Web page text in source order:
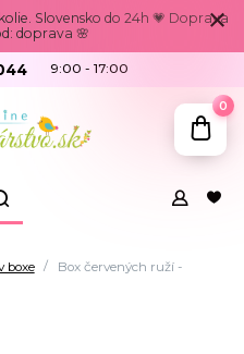
Slovensko do 24h 💗 Doprava
doprava 🌸
9:00 - 17:00
0
boxe
Box červených ruží -